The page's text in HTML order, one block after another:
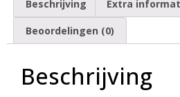
Beschrijving Extra
Beoordelingen (0)
Beschrijving